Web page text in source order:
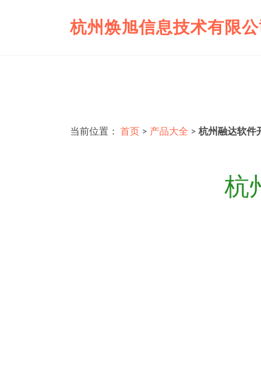
杭州焕旭信息技术有限公
当前位置： 首页 > 产品大全 > 杭州融达软件
杭